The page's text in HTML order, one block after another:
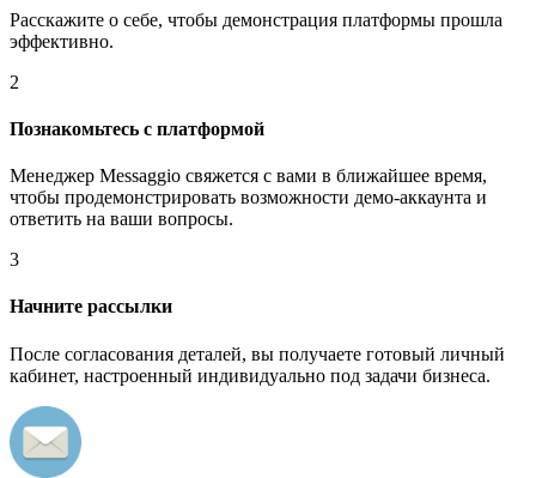
Расскажите о себе, чтобы демонстрация платформы прошла
эффективно.
2
Познакомьтесь с платформой
Менеджер Messaggio свяжется с вами в ближайшее время,
чтобы продемонстрировать возможности демо-аккаунта и
ответить на ваши вопросы.
3
Начните рассылки
После согласования деталей, вы получаете готовый личный
кабинет, настроенный индивидуально под задачи бизнеса.